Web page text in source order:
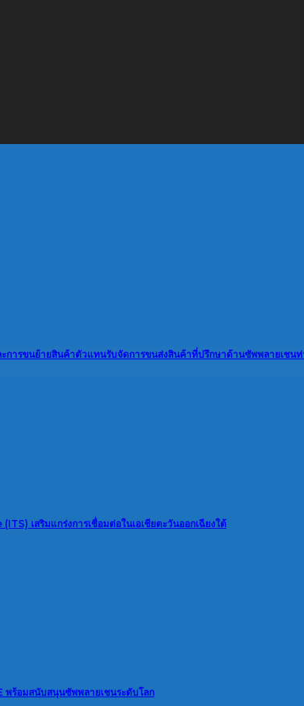
การขนย้ายสินค้าตัวแทนรับจัดการขนส่งสินค้าที่ปรึกษาด้านซัพพลายเชนท่
เสริมแกร่งการเชื่อมต่อในเอเชียตะวันออกเฉียงใต้
ร้อมสนับสนุนซัพพลายเชนระดับโลก